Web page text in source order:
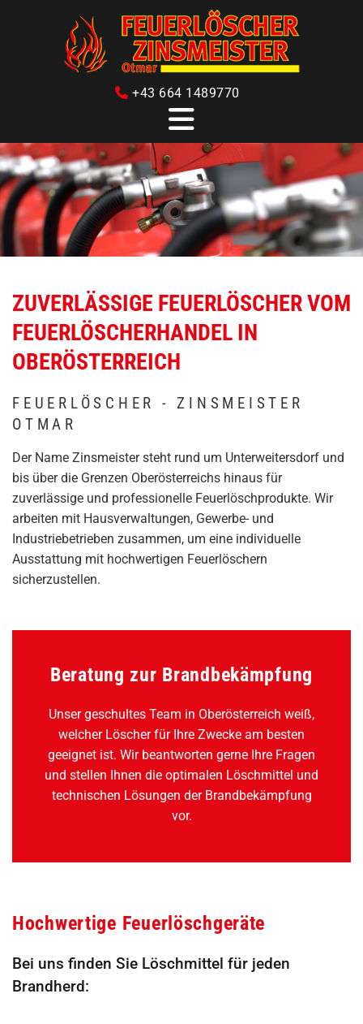
 +43 664 1489770
ZUVERLÄSSIGE FEUERLÖSCHER VOM
FEUERLÖSCHERHANDEL IN
OBERÖSTERREICH
FEUERLÖSCHER - ZINSMEISTER
OTMAR
Der Name Zinsmeister steht rund um Unterweitersdorf und
bis über die Grenzen Oberösterreichs hinaus für
zuverlässige und professionelle Feuerlöschprodukte. Wir
arbeiten mit Hausverwaltungen, Gewerbe- und
Industriebetrieben zusammen, um eine individuelle
Ausstattung mit hochwertigen Feuerlöschern
sicherzustellen.
Beratung zur Brandbekämpfung
Unser geschultes Team in Oberösterreich weiß,
welcher Löscher für Ihre Zwecke am besten
geeignet ist. Wir beantworten gerne Ihre Fragen
und stellen Ihnen die optimalen Löschmittel und
technischen Lösungen der Brandbekämpfung
vor.
Hochwertige Feuerlöschgeräte
Bei uns finden Sie Löschmittel für jeden
Brandherd: